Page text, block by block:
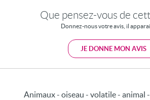
Que pensez-vous de
Donnez-nous votre avis, il
JE DONNE MON AVIS
Animaux - oiseau - volatile - animal